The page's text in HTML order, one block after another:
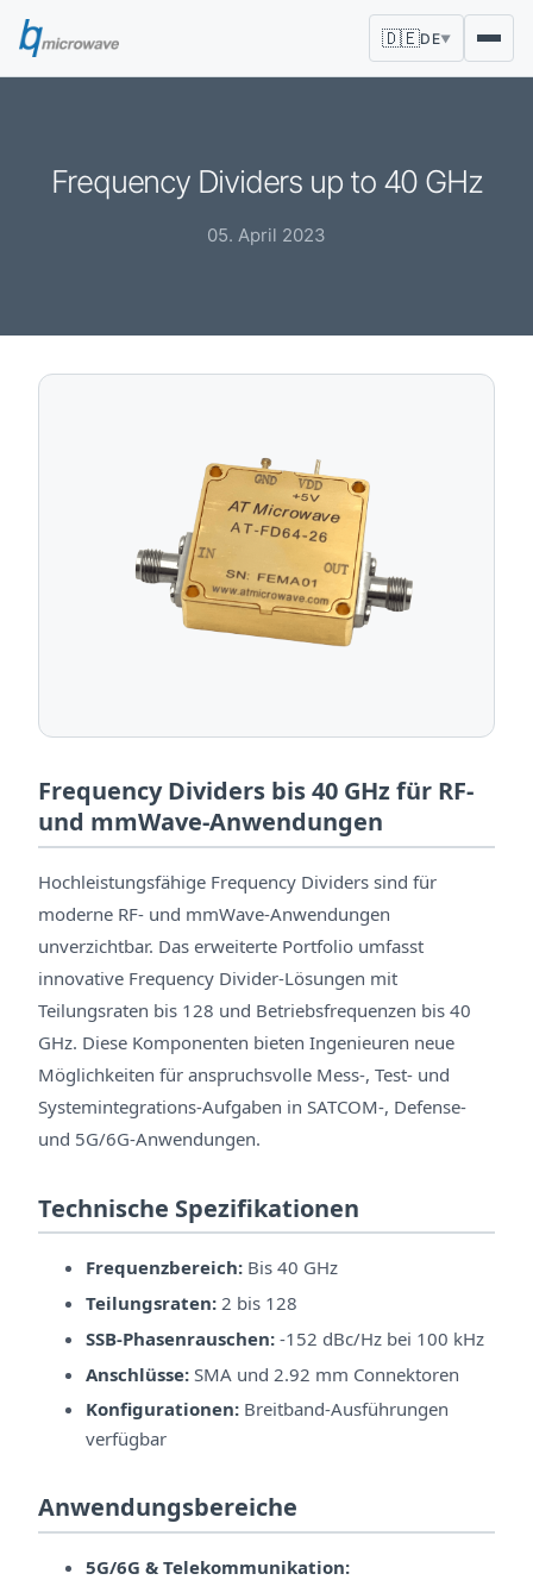
🇩🇪DE▼
Frequency Dividers up to 40 GHz
05. April 2023
Frequency Dividers bis 40 GHz für RF-
und mmWave-Anwendungen
Hochleistungsfähige Frequency Dividers sind für
moderne RF- und mmWave-Anwendungen
unverzichtbar. Das erweiterte Portfolio umfasst
innovative Frequency Divider-Lösungen mit
Teilungsraten bis 128 und Betriebsfrequenzen bis 40
GHz. Diese Komponenten bieten Ingenieuren neue
Möglichkeiten für anspruchsvolle Mess-, Test- und
Systemintegrations-Aufgaben in SATCOM-, Defense-
und 5G/6G-Anwendungen.
Technische Spezifikationen
Frequenzbereich: Bis 40 GHz
Teilungsraten: 2 bis 128
SSB-Phasenrauschen: -152 dBc/Hz bei 100 kHz
Anschlüsse: SMA und 2.92 mm Connektoren
Konfigurationen: Breitband-Ausführungen
verfügbar
Anwendungsbereiche
5G/6G & Telekommunikation: